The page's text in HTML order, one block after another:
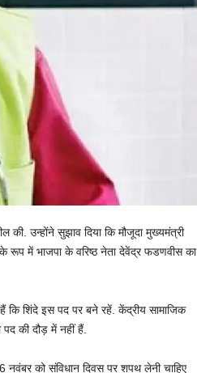
उन्होंने सुझाव दिया कि मौजूदा मुख्यमंत्री
रूप में भाजपा के वरिष्ठ नेता देवेंद्र फडणवीस का
कि शिंदे इस पद पर बने रहें. केंद्रीय सामाजिक
पद की दौड़ में नहीं हैं.
को संविधान दिवस पर शपथ लेनी चाहिए